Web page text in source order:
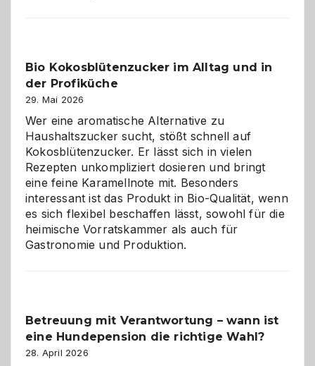
Gefahr
für
Hunde
im
eigenen
Zuhause
Bio Kokosblütenzucker im Alltag und in
der Profiküche
29. Mai 2026
Wer eine aromatische Alternative zu
Haushaltszucker sucht, stößt schnell auf
Kokosblütenzucker. Er lässt sich in vielen
Rezepten unkompliziert dosieren und bringt
eine feine Karamellnote mit. Besonders
interessant ist das Produkt in Bio-Qualität, wenn
es sich flexibel beschaffen lässt, sowohl für die
heimische Vorratskammer als auch für
Gastronomie und Produktion.
Betreuung mit Verantwortung – wann ist
eine Hundepension die richtige Wahl?
28. April 2026